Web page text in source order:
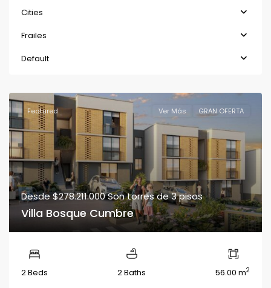
Cities
Frailes
Default
Featured Ver Más GRAN OFERTA
Desde$278.211.000Son torres de 3 pisos
Villa Bosque Cumbre
2 Beds 2 Baths 56.00 m2